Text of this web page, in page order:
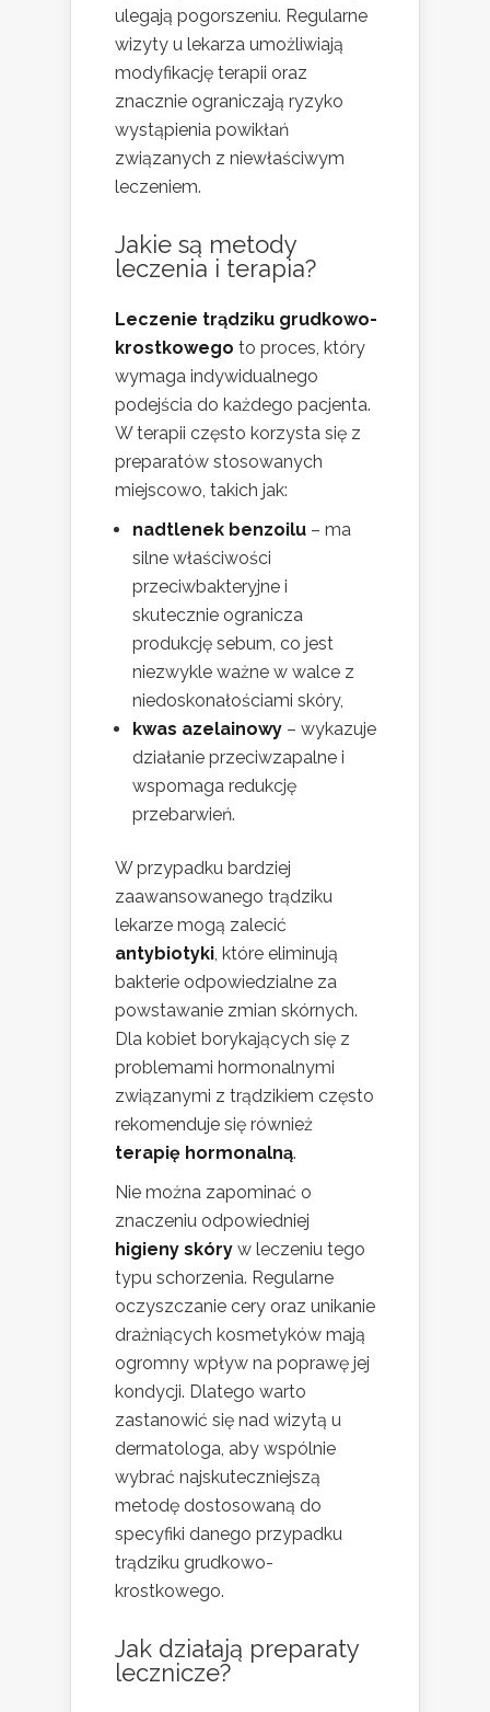
ulegają pogorszeniu. Regularne
wizyty u lekarza umożliwiają
modyfikację terapii oraz
znacznie ograniczają ryzyko
wystąpienia powikłań
związanych z niewłaściwym
leczeniem.
Jakie są metody
leczenia i terapia?
Leczenie trądziku grudkowo-
krostkowego to proces, który
wymaga indywidualnego
podejścia do każdego pacjenta.
W terapii często korzysta się z
preparatów stosowanych
miejscowo, takich jak:
nadtlenek benzoilu – ma
silne właściwości
przeciwbakteryjne i
skutecznie ogranicza
produkcję sebum, co jest
niezwykle ważne w walce z
niedoskonałościami skóry,
kwas azelainowy – wykazuje
działanie przeciwzapalne i
wspomaga redukcję
przebarwień.
W przypadku bardziej
zaawansowanego trądziku
lekarze mogą zalecić
antybiotyki, które eliminują
bakterie odpowiedzialne za
powstawanie zmian skórnych.
Dla kobiet borykających się z
problemami hormonalnymi
związanymi z trądzikiem często
rekomenduje się również
terapię hormonalną.
Nie można zapominać o
znaczeniu odpowiedniej
higieny skóry w leczeniu tego
typu schorzenia. Regularne
oczyszczanie cery oraz unikanie
drażniących kosmetyków mają
ogromny wpływ na poprawę jej
kondycji. Dlatego warto
zastanowić się nad wizytą u
dermatologa, aby wspólnie
wybrać najskuteczniejszą
metodę dostosowaną do
specyfiki danego przypadku
trądziku grudkowo-
krostkowego.
Jak działają preparaty
lecznicze?